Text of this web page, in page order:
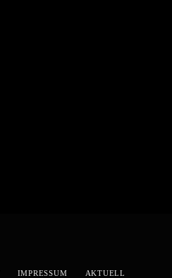
IMPRESSUM AKTUELL